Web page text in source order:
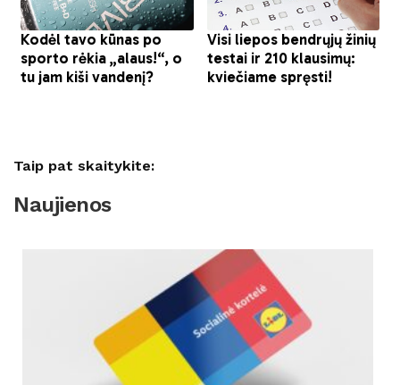
Taip pat skaitykite:
Naujienos